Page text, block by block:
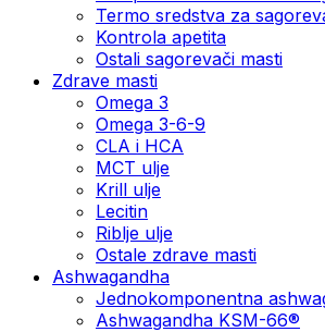
Termo sredstva za
Kontrola apetita
Ostali sagorevači masti
Zdrave masti
Omega 3
Omega 3-6-9
CLA i HCA
MCT ulje
Krill ulje
Lecitin
Riblje ulje
Ostale zdrave masti
Ashwagandha
Jednokomponentna
Ashwagandha KSM-66®